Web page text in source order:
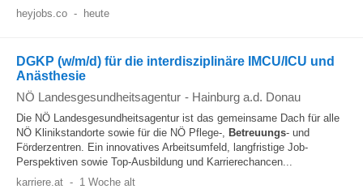
heyjobs.co - heute
DGKP (w/m/d) für die interdisziplinäre IMCU/ICU und
Anästhesie
NÖ Landesgesundheitsagentur - Hainburg a.d. Donau
Die NÖ Landesgesundheitsagentur ist das gemeinsame Dach für alle
NÖ Klinikstandorte sowie für die NÖ Pflege-, Betreuungs- und
Förderzentren. Ein innovatives Arbeitsumfeld, langfristige Job-
Perspektiven sowie Top-Ausbildung und Karrierechancen...
karriere.at - 1 Woche alt